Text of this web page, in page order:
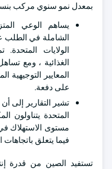
بمعدل نمو سنوي مركب بنسبة 6.9٪ من 2025-
يساهم الوعي
الشاملة في الطلب
الولايات
الغذائية ، ومع
على دفعة.
المتحدة يتناولون
مستوى الاستهلاك في
فيما يتعلق
تستفيد الصين من قدرة